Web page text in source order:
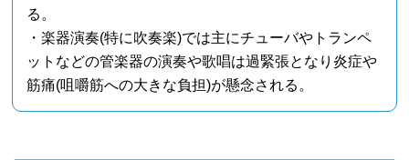
る。
・楽器演奏(特に吹奏楽)では主にチューバやトランペ
ットなどの管楽器の演奏や歌唱は過緊張となり炎症や
筋痛(咀嚼筋への大きな負担)が懸念される。